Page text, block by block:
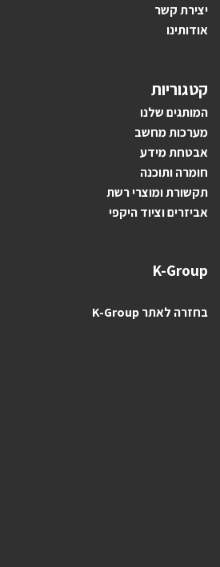
יצירת קשר
אודותינו
קטגוריות
המותגים שלנו
מערכות מחשב
אבטחת מידע
חומרה ותוכנה
תקשורת ומוצרי רשת
אביזרים וציוד היקפי
K-Group
בחזרה לאתר K-Group